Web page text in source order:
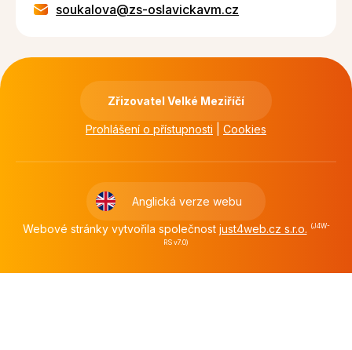
soukalova@zs-oslavickavm.cz
Zřizovatel Velké Meziříčí
Prohlášení o přístupnosti Cookies
Anglická verze webu
Webové stránky vytvořila společnost just4web.cz s.r.o. (J4W-
RS v7.0)